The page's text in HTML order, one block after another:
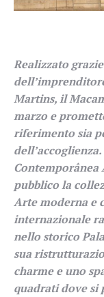
Realizzato
Martins, il
marzo e
riferimento sia
Contemporânea
pubblico la
Arte moderna e
internazionale
nello storico
sua
charme e uno
quadrati dove si